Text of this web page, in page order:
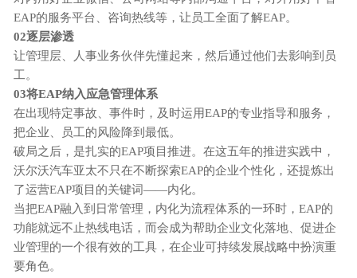
EAP的服务平台、咨询热线等，让员工全面了解EAP。
02逐层渗透
让管理层、人事业务伙伴先懂起来，然后通过他们去影响到员
工。
03将EAP纳入应急管理体系
在出现特定事故、事件时，及时运用EAP的专业指导和服务，
把企业、员工的风险降到最低。
破局之后，是扎实的EAP项目推进。在这五年的推进实践中，
沃尔沃汽车亚太不只在不断探索EAP的企业个性化，还提炼出
了运营EAP项目的关键词——内化。
当把EAP融入到日常管理，内化为流程体系的一环时，EAP的
功能就远不止热线电话，而会成为帮助企业文化落地、促进企
业管理的一个很有效的工具，在企业可持续发展战略中扮演重
要角色。